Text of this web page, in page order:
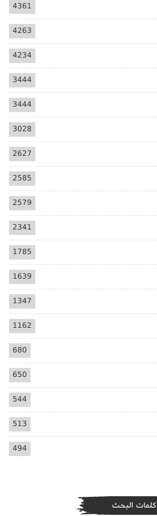
4361
4263
4234
3444
3444
3028
2627
2585
2579
2341
1785
1639
1347
1162
680
650
544
513
494
كلمات البحث